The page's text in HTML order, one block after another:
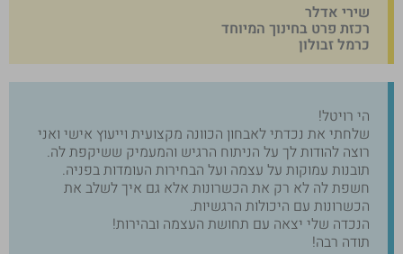
שירי אדלר
רכזת פרט בחינוך המיוחד
כרמל זבולון
הי רויטל!
שלחתי את נכדתי לאבחון הכוונה מקצועית וייעוץ אישי ואני
רוצה להודות לך על הניתוח הרגיש והמעמיק ששיקפת לה.
תובנות עמוקות על עצמה ועל הבחירות העומדות בפניה.
חשפת לה לא רק את הכשרונות אלא גם איך לשלב את
הכשרונות עם היכולות הרגשיות.
הנכדה שלי יצאה עם תחושת העצמה ובהירות!
תודה רבה!